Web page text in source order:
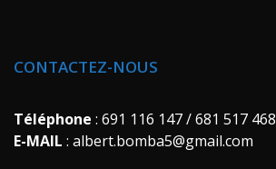
CONTACTEZ-NOUS
Téléphone : 691 116 147 / 681 517 468
E-MAIL : albert.bomba5@gmail.com